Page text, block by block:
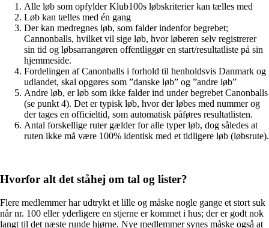
Alle løb som opfylder Klub100s løbskriterier kan tælles med
Løb kan tælles med én gang
Der kan medregnes løb, som falder indenfor begrebet;
Cannonballs, hvilket vil sige løb, hvor løberen selv registrerer
sin tid og løbsarrangøren offentliggør en start/resultatliste på sin
hjemmeside.
Fordelingen af Canonballs i forhold til henholdsvis Danmark og
udlandet, skal opgøres som ”danske løb” og ”andre løb”
Andre løb, er løb som ikke falder ind under begrebet Canonballs
(se punkt 4). Det er typisk løb, hvor der løbes med nummer og
der tages en officieltid, som automatisk påføres resultatlisten.
Antal forskellige ruter gælder for alle typer løb, dog således at
ruten ikke må være 100% identisk med et tidligere løb (løbsrute).
Hvorfor alt det ståhej om tal og lister?
Flere medlemmer har udtrykt et lille og måske nogle gange et stort suk
når nr. 100 eller yderligere en stjerne er kommet i hus; der er godt nok
langt til det næste runde hjørne. Nye medlemmer synes måske også at